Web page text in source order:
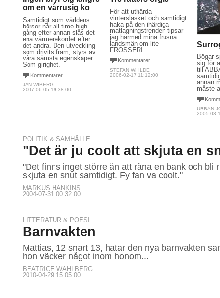
om en vårrusig ko
Samtidigt som världens
börser når all time high
gång efter annan slås det
ena värmerekordet efter
det andra. Den utveckling
som drivits fram, styrs av
våra sämsta egenskaper.
Som girighet.
Kommentarer
JAN WIBERG
2007-06-05 19:38:00
För att uthärda
vinterslasket och samtidigt
haka på den ihärdiga
matlagningstrenden tipsar
jag härmed mina frusna
landsmän om lite
FROSSERI:
Kommentarer
STEFAN WHILDE
2006-02-17 11:12:00
Bögar
sig för
till
annan
måste
URBAN
2005-03-
POLITIK & SAMHÄLLE
"Det är ju coolt att skjuta en
"Det finns inget större än att råna en bank och bli
skjuta en snut samtidigt. Fy fan va coolt."
MARKUS HANKINS
2004-07-31 00:32:00
LITTERATUR & POESI
Barnvakten
Mattias, 12 snart 13, hatar den nya barnvakten
hon väcker något inom honom...
BEATRICE WAHLBERG
2010-04-29 15:05:00